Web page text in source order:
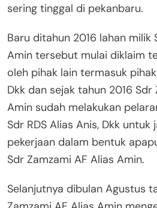
sering tinggal di pekanbaru.
Baru ditahun 2016 lahan milik
Amin tersebut mulai diklaim
oleh pihak lain termasuk
Dkk dan sejak tahun 2016 Sdr
Amin sudah melakukan
Sdr RDS Alias Anis, Dkk untuk
pekerjaan dalam bentuk
Sdr Zamzami AF Alias Amin.
Selanjutnya dibulan Agustus